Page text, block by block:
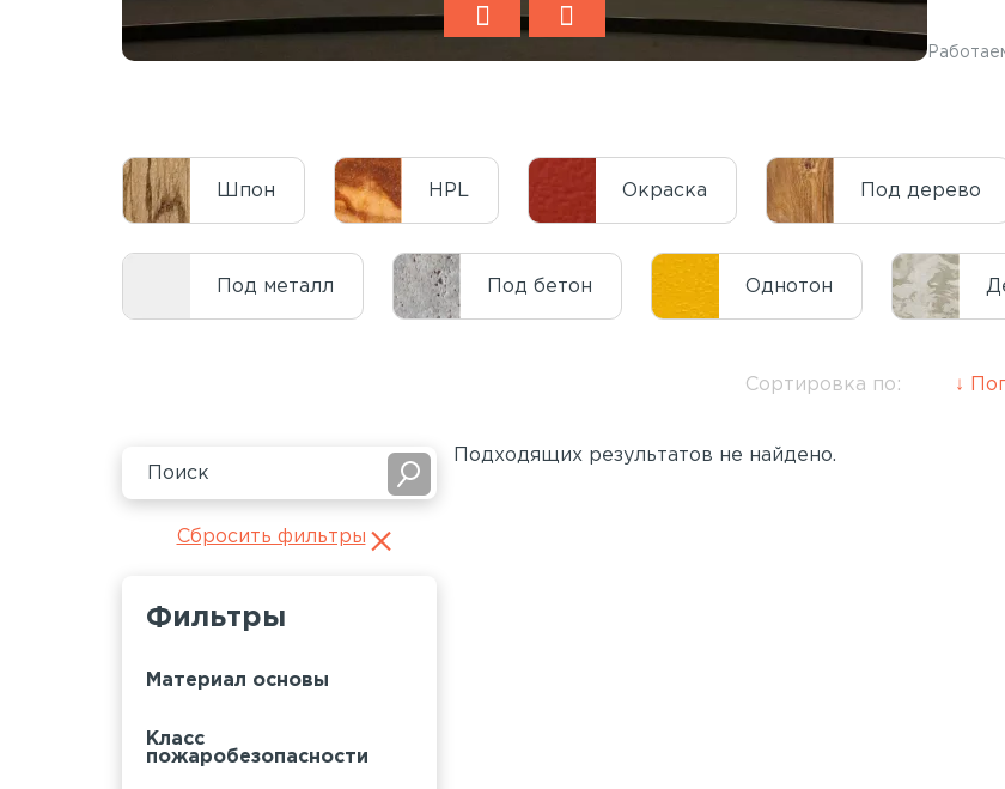
Шпон HPL Окраска Под дерево
Под металл Под бетон Однотон
Сортировка по:
Сбросить фильтры
Фильтры
Материал основы
Класс
пожаробезопасности
Подходящих результатов не найдено.